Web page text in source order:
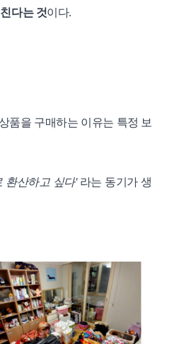
다는 것이다.
품을 구매하는 이유는 특정 보
환산하고 싶다' 라는 동기가 생